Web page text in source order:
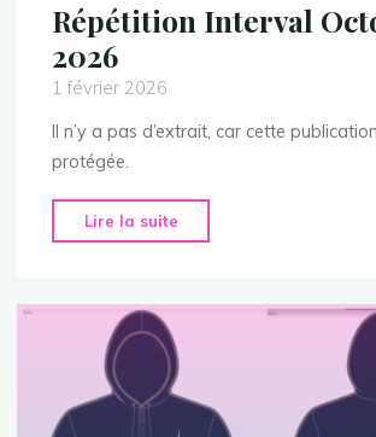
Répétition Interval
2026
1 février 2026
Il n’y a pas d’extrait, car cette
protégée.
Lire la suite
Interval
2026"